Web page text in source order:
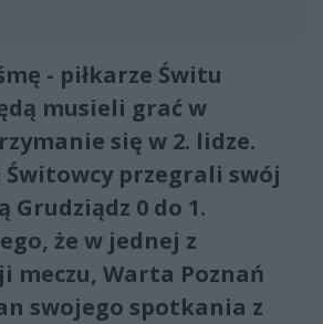
- piłkarze Świtu
musieli grać w
się w 2. lidze.
Świtowcy przegrali swój
Grudziądz 0 do 1.
że w jednej z
meczu, Warta Poznań
swojego spotkania z